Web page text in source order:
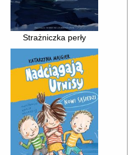
żaby Rene
Strażniczka perły